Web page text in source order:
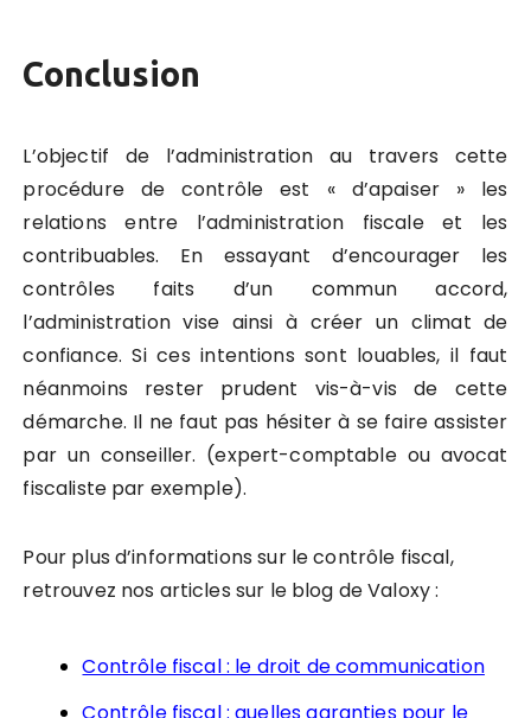
Conclusion
L’objectif de l’administration au travers cette
procédure de contrôle est « d’apaiser » les
relations entre l’administration fiscale et les
contribuables. En essayant d’encourager les
contrôles faits d’un commun accord,
l’administration vise ainsi à créer un climat de
confiance. Si ces intentions sont louables, il faut
néanmoins rester prudent vis-à-vis de cette
démarche. Il ne faut pas hésiter à se faire assister
par un conseiller. (expert-comptable ou avocat
fiscaliste par exemple).
Pour plus d’informations sur le contrôle fiscal,
retrouvez nos articles sur le blog de Valoxy :
Contrôle fiscal : le droit de communication
Contrôle fiscal : quelles garanties pour le